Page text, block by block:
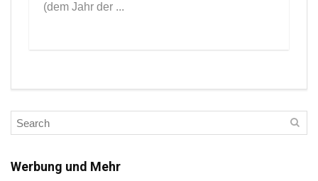
(dem Jahr der ...
Werbung und Mehr